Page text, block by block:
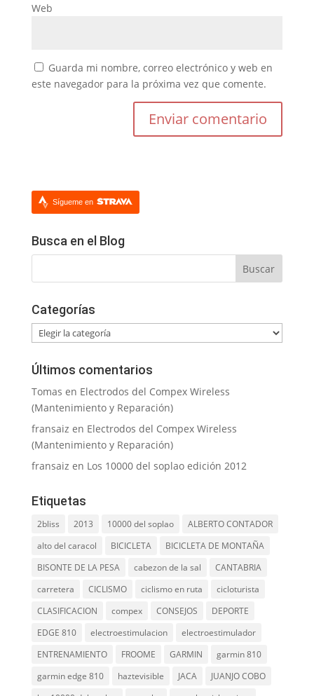
Web
Guarda mi nombre, correo electrónico y web en
este navegador para la próxima vez que comente.
Sígueme en
Busca en el Blog
Categorías
Categorías
Últimos comentarios
Tomas en Electrodos del Compex Wireless
(Mantenimiento y Reparación)
fransaiz en Electrodos del Compex Wireless
(Mantenimiento y Reparación)
fransaiz en Los 10000 del soplao edición 2012
Etiquetas
2bliss 2013 10000 del soplao
ALBERTO CONTADOR
alto del caracol
BICICLETA
BICICLETA DE MONTAÑA
BISONTE DE LA PESA
cabezon de la sal
CANTABRIA
carretera
CICLISMO ciclismo en ruta
cicloturista
CLASIFICACION
compex CONSEJOS
DEPORTE
EDGE 810
electroestimulacion
electroestimulador
ENTRENAMIENTO
FROOME GARMIN
garmin 810
garmin edge 810
haztevisible JACA
JUANJO COBO